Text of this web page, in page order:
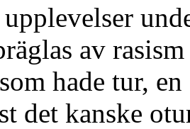
upplevelser
av
hade tur,
det kanske